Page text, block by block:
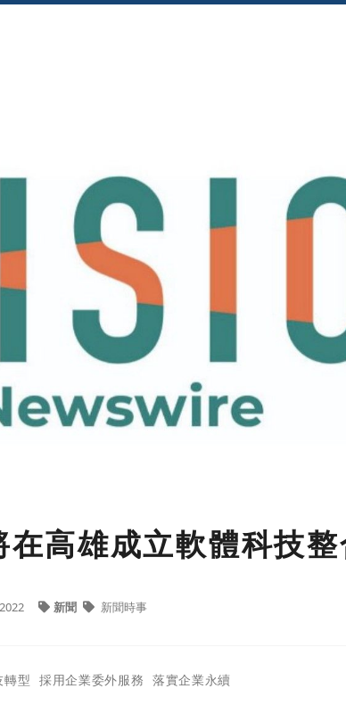
高雄成立軟體科技
新聞 新聞時事
轉型 採用企業委外服務 落實企業永續